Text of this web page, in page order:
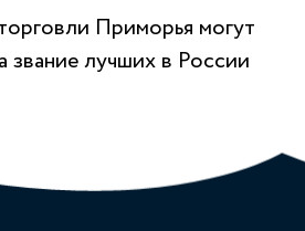
Приморья могут
звание лучших в России